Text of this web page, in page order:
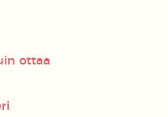
ottaa